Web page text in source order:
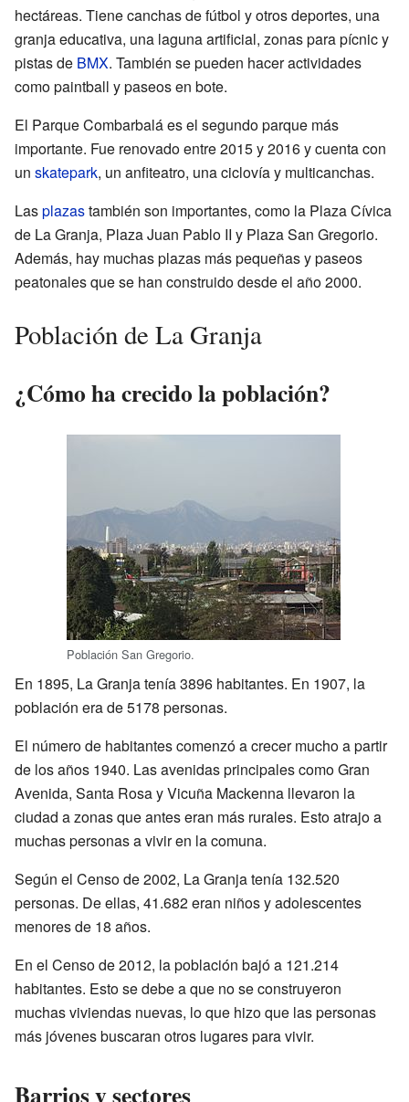
hectáreas. Tiene canchas de fútbol y otros deportes, una
granja educativa, una laguna artificial, zonas para pícnic y
pistas de BMX. También se pueden hacer actividades
como paintball y paseos en bote.
El Parque Combarbalá es el segundo parque más
importante. Fue renovado entre 2015 y 2016 y cuenta con
un skatepark, un anfiteatro, una ciclovía y multicanchas.
Lasplazastambién son importantes, como la Plaza Cívica
de La Granja, Plaza Juan Pablo II y Plaza San Gregorio.
Además, hay muchas plazas más pequeñas y paseos
peatonales que se han construido desde el año 2000.
Población de La Granja
¿Cómo ha crecido la población?
Población San Gregorio.
En 1895, La Granja tenía 3896 habitantes. En 1907, la
población era de 5178 personas.
El número de habitantes comenzó a crecer mucho a partir
de los años 1940. Las avenidas principales como Gran
Avenida, Santa Rosa y Vicuña Mackenna llevaron la
ciudad a zonas que antes eran más rurales. Esto atrajo a
muchas personas a vivir en la comuna.
Según el Censo de 2002, La Granja tenía 132.520
personas. De ellas, 41.682 eran niños y adolescentes
menores de 18 años.
En el Censo de 2012, la población bajó a 121.214
habitantes. Esto se debe a que no se construyeron
muchas viviendas nuevas, lo que hizo que las personas
más jóvenes buscaran otros lugares para vivir.
Barrios y sectores